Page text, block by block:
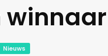
Nieuws